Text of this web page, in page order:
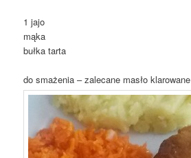
1 jajo
mąka
bułka tarta
do smażenia – zalecane masło klarowane